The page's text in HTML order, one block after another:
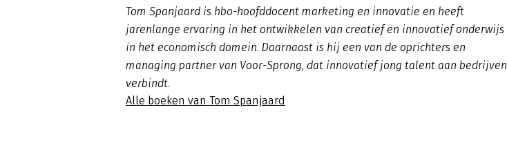
Tom Spanjaard is hbo-hoofddocent marketing en innovatie en heeft
jarenlange ervaring in het ontwikkelen van creatief en innovatief onderwijs
in het economisch domein. Daarnaast is hij een van de oprichters en
managing partner van Voor-Sprong, dat innovatief jong talent aan bedrijven
verbindt.
Alle boeken van Tom Spanjaard